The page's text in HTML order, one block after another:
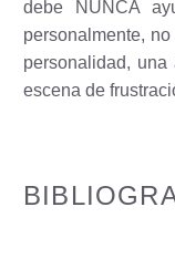
debe NUNCA
personalmente,
personalidad,
escena de